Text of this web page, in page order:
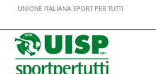
UNIONE ITALIANA SPORT PER TUTTI